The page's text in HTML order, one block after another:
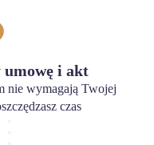
umowę i akt
nie wymagają Twojej
czas